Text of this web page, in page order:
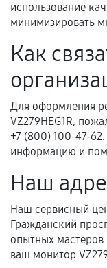
В некоторых
расширенной
условия
фиксируются
Когда
Нарушение
перегрев,
третьих лиц.
использование
минимизировать
Как
Для оформления
VZ279HEG1R,
+7 (800) 100-47-
информацию и
Наш
Наш сервисный
Гражданский
опытных мастеров
ваш монитор